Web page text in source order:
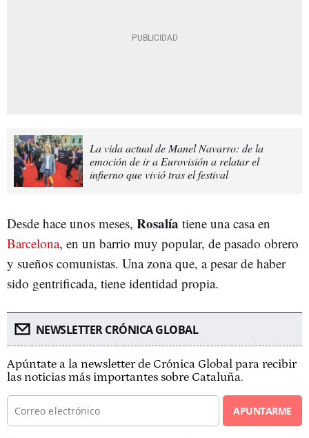
La vida actual de Manel Navarro: de la
emoción de ir a Eurovisión a relatar el
infierno que vivió tras el festival
Desde hace unos meses, Rosalía tiene una casa en
Barcelona, en un barrio muy popular, de pasado obrero
y sueños comunistas. Una zona que, a pesar de haber
sido gentrificada, tiene identidad propia.
NEWSLETTER CRÓNICA GLOBAL
Apúntate a la newsletter de Crónica Global para recibir
las noticias más importantes sobre Cataluña.
APUNTARME